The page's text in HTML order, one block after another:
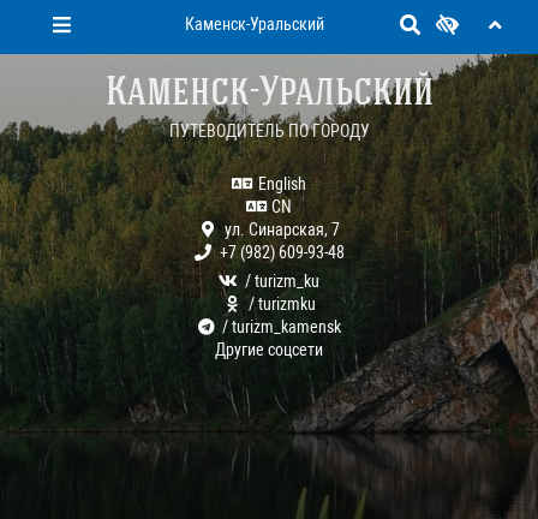
Каменск-Уральский
Каменск-Уральский
ПУТЕВОДИТЕЛЬ ПО ГОРОДУ
English
CN
ул. Синарская, 7
+7 (982) 609-93-48
/ turizm_ku
/ turizmku
/ turizm_kamensk
Другие соцсети